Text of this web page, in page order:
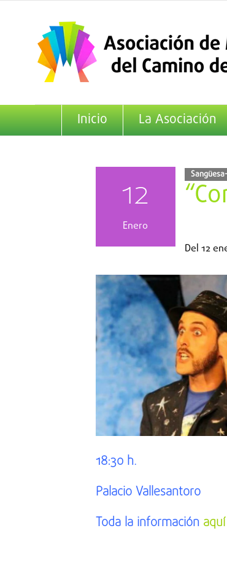
contenido
Inicio La Asociación
12
Enero
Del 12
18:30 h.
Palacio Vallesantoro
Toda la informaciónaquí